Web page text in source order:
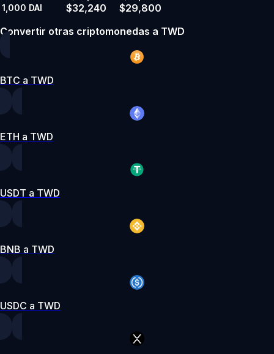
1,000 DAI $32,240
$29,800
Convertir otras criptomonedas a TWD
BTC a TWD
ETH a TWD
USDT a TWD
BNB a TWD
USDC a TWD